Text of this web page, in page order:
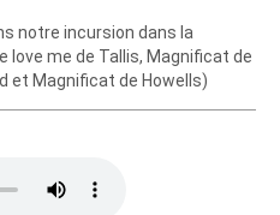
notre incursion dans la
love me de Tallis, Magnificat de
et Magnificat de Howells)